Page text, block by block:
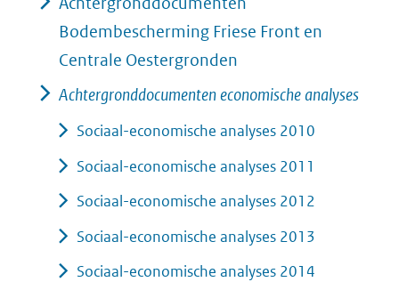
Bodembescherming Friese Front en
Centrale Oestergronden
Achtergronddocumenten economische analyses
Sociaal-economische analyses 2010
Sociaal-economische analyses 2011
Sociaal-economische analyses 2012
Sociaal-economische analyses 2013
Sociaal-economische analyses 2014